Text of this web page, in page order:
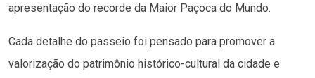
apresentação do recorde da Maior Paçoca do Mundo.
Cada detalhe do passeio foi pensado para promover a
valorização do patrimônio histórico-cultural da cidade e